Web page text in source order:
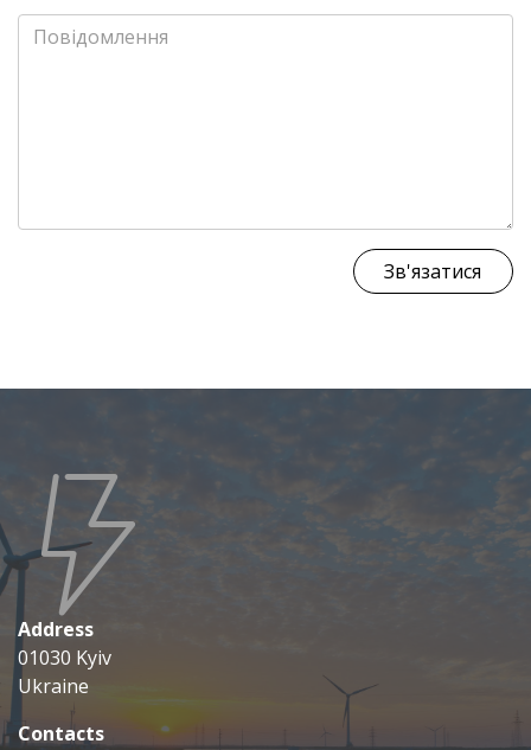
Зв'язатися
Address
01030 Kyiv
Ukraine
Contacts